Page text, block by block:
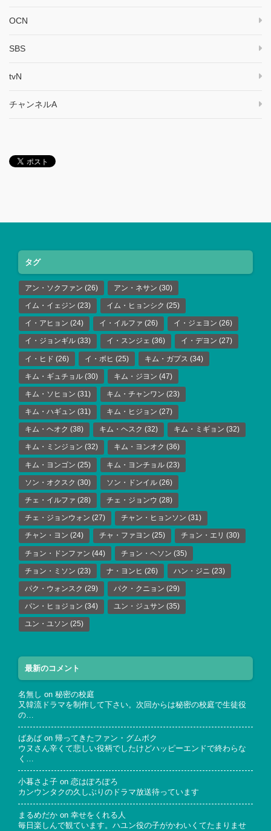
OCN
SBS
tvN
チャンネルA
タグ
アン・ソクファン (26) アン・ネサン (30)
イム・イェジン (23) イム・ヒョンシク (25)
イ・アヒョン (24) イ・イルファ (26) イ・ジェヨン (26)
イ・ジョンギル (33) イ・スンジェ (36) イ・デヨン (27)
イ・ヒド (26) イ・ボヒ (25) キム・ガプス (34)
キム・ギュチョル (30) キム・ジヨン (47)
キム・ソヒョン (31) キム・チャンワン (23)
キム・ハギュン (31) キム・ヒジョン (27)
キム・ヘオク (38) キム・ヘスク (32) キム・ミギョン (32)
キム・ミンジョン (32) キム・ヨンオク (36)
キム・ヨンゴン (25) キム・ヨンチョル (23)
ソン・オクスク (30) ソン・ドンイル (26)
チェ・イルファ (28) チェ・ジョンウ (28)
チェ・ジョンウォン (27) チャン・ヒョンソン (31)
チャン・ヨン (24) チャ・ファヨン (25) チョン・エリ (30)
チョン・ドンファン (44) チョン・ヘソン (35)
チョン・ミソン (23) ナ・ヨンヒ (26) ハン・ジニ (23)
パク・ウォンスク (29) パク・クニョン (29)
パン・ヒョジョン (34) ユン・ジュサン (35)
ユン・ユソン (25)
最新のコメント
名無し on 秘密の校庭
又韓流ドラマを制作して下さい。次回からは秘密の校庭で生徒役
の…
ばあば on 帰ってきたファン・グムボク
ウヌさん辛くて悲しい役柄でしたけどハッピーエンドで終わらな
く…
小暮さよ子 on 恋はぽろぽろ
カンウンタクの久しぶりのドラマ放送待っています
まるめだか on 幸せをくれる人
毎日楽しんで観ています。ハユン役の子がかわいくてたまりませ